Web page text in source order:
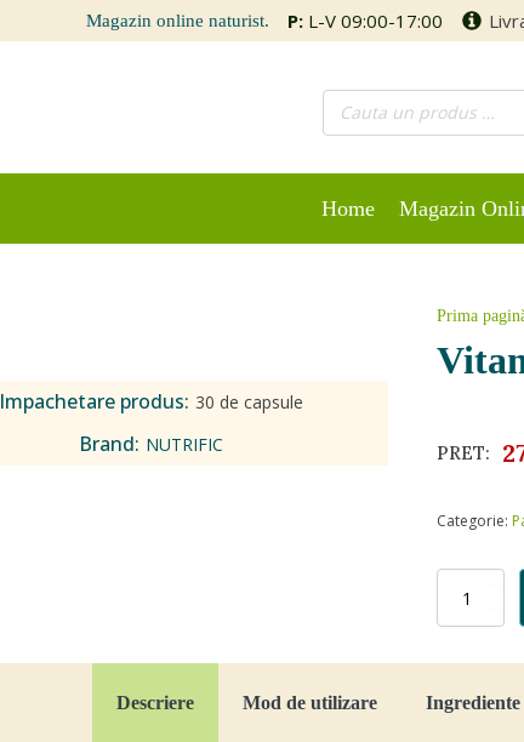
Magazin online naturist. P:L-V 09:00-17:00
Home Magazin
Impachetare produs: 30 de capsule
Brand: NUTRIFIC
Prima
PRET:
Categorie:
Cantitate
Ultra
30
Descriere Mod de utilizare Ingrediente